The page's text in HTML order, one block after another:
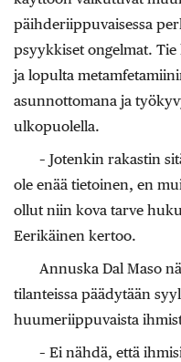
päihderiippuvaisessa
psyykkiset ongelmat.
ja lopulta
asunnottomana ja
ulkopuolella.
– Jotenkin rakastin
ole enää tietoinen, en
ollut niin kova tarve
Eerikäinen kertoo.
Annuska Dal Maso
tilanteissa päädytään
huumeriippuvaista
– Ei nähdä, että